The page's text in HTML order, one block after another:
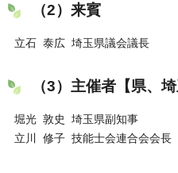
（2）来賓
立石 泰広 埼玉県議会議長
（3）主催者【県、
堀光 敦史 埼玉県副知事
立川 修子 技能士会連合会会長